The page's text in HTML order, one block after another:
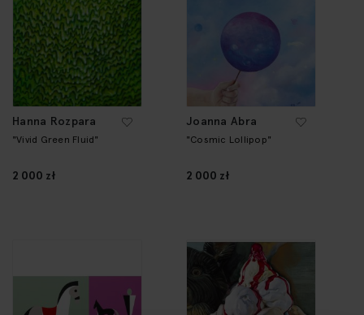
Hanna Rozpara
"Vivid Green Fluid"
2 000 zł
Joanna Abra
"Cosmic Lollipop"
2 000 zł